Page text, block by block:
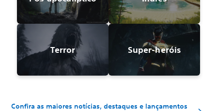
Terror Super-heróis
Confira as maiores notícias, destaques e lançamentos